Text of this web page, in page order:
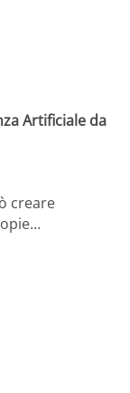
Artificiale da
creare